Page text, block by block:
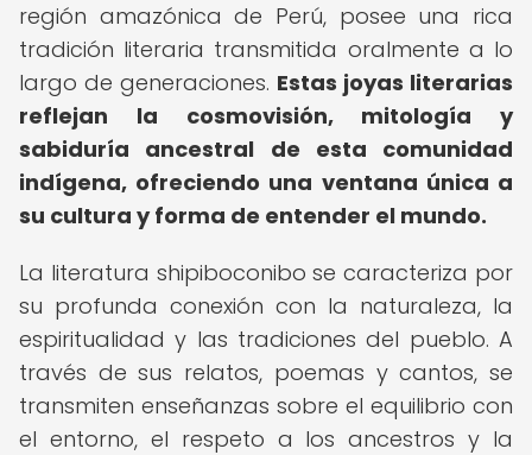
región amazónica de Perú, posee una rica
tradición literaria transmitida oralmente a lo
largo de generaciones. Estas joyas literarias
reflejan la cosmovisión, mitología y
sabiduría ancestral de esta comunidad
indígena, ofreciendo una ventana única a
su cultura y forma de entender el mundo.
La literatura shipiboconibo se caracteriza por
su profunda conexión con la naturaleza, la
espiritualidad y las tradiciones del pueblo. A
través de sus relatos, poemas y cantos, se
transmiten enseñanzas sobre el equilibrio con
el entorno, el respeto a los ancestros y la